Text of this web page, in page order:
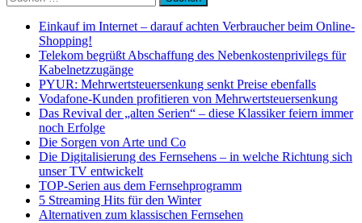
nach:
Einkauf im Internet – darauf achten Verbraucher beim Online-
Shopping!
Telekom begrüßt Abschaffung des Nebenkostenprivilegs für
Kabelnetzzugänge
PYUR: Mehrwertsteuersenkung senkt Preise ebenfalls
Vodafone-Kunden profitieren von Mehrwertsteuersenkung
Das Revival der „alten Serien“ – diese Klassiker feiern immer
noch Erfolge
Die Sorgen von Arte und Co
Die Digitalisierung des Fernsehens – in welche Richtung sich
unser TV entwickelt
TOP-Serien aus dem Fernsehprogramm
5 Streaming Hits für den Winter
Alternativen zum klassischen Fernsehen